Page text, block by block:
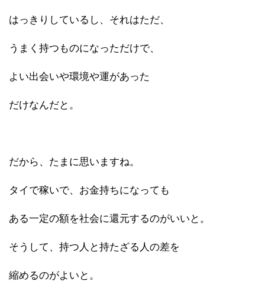
はっきりしているし、それはただ、
うまく持つものになっただけで、
よい出会いや環境や運があった
だけなんだと。
だから、たまに思いますね。
タイで稼いで、お金持ちになっても
ある一定の額を社会に還元するのがいいと。
そうして、持つ人と持たざる人の差を
縮めるのがよいと。